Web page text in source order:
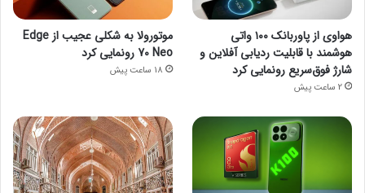
هواوی از پاوربانک ۱۰۰ واتی
هوشمند با قابلیت ردیابی آفلاین و
شارژ فوق‌سریع رونمایی کرد
2 ساعت پیش
موتورولا به شکلی عجیب از Edge
70 Neo رونمایی کرد
18 ساعت پیش